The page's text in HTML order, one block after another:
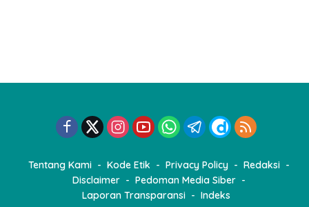
Tentang Kami Kode Etik Privacy Policy
Redaksi
Disclaimer
Pedoman Media Siber
Laporan Transparansi
Indeks